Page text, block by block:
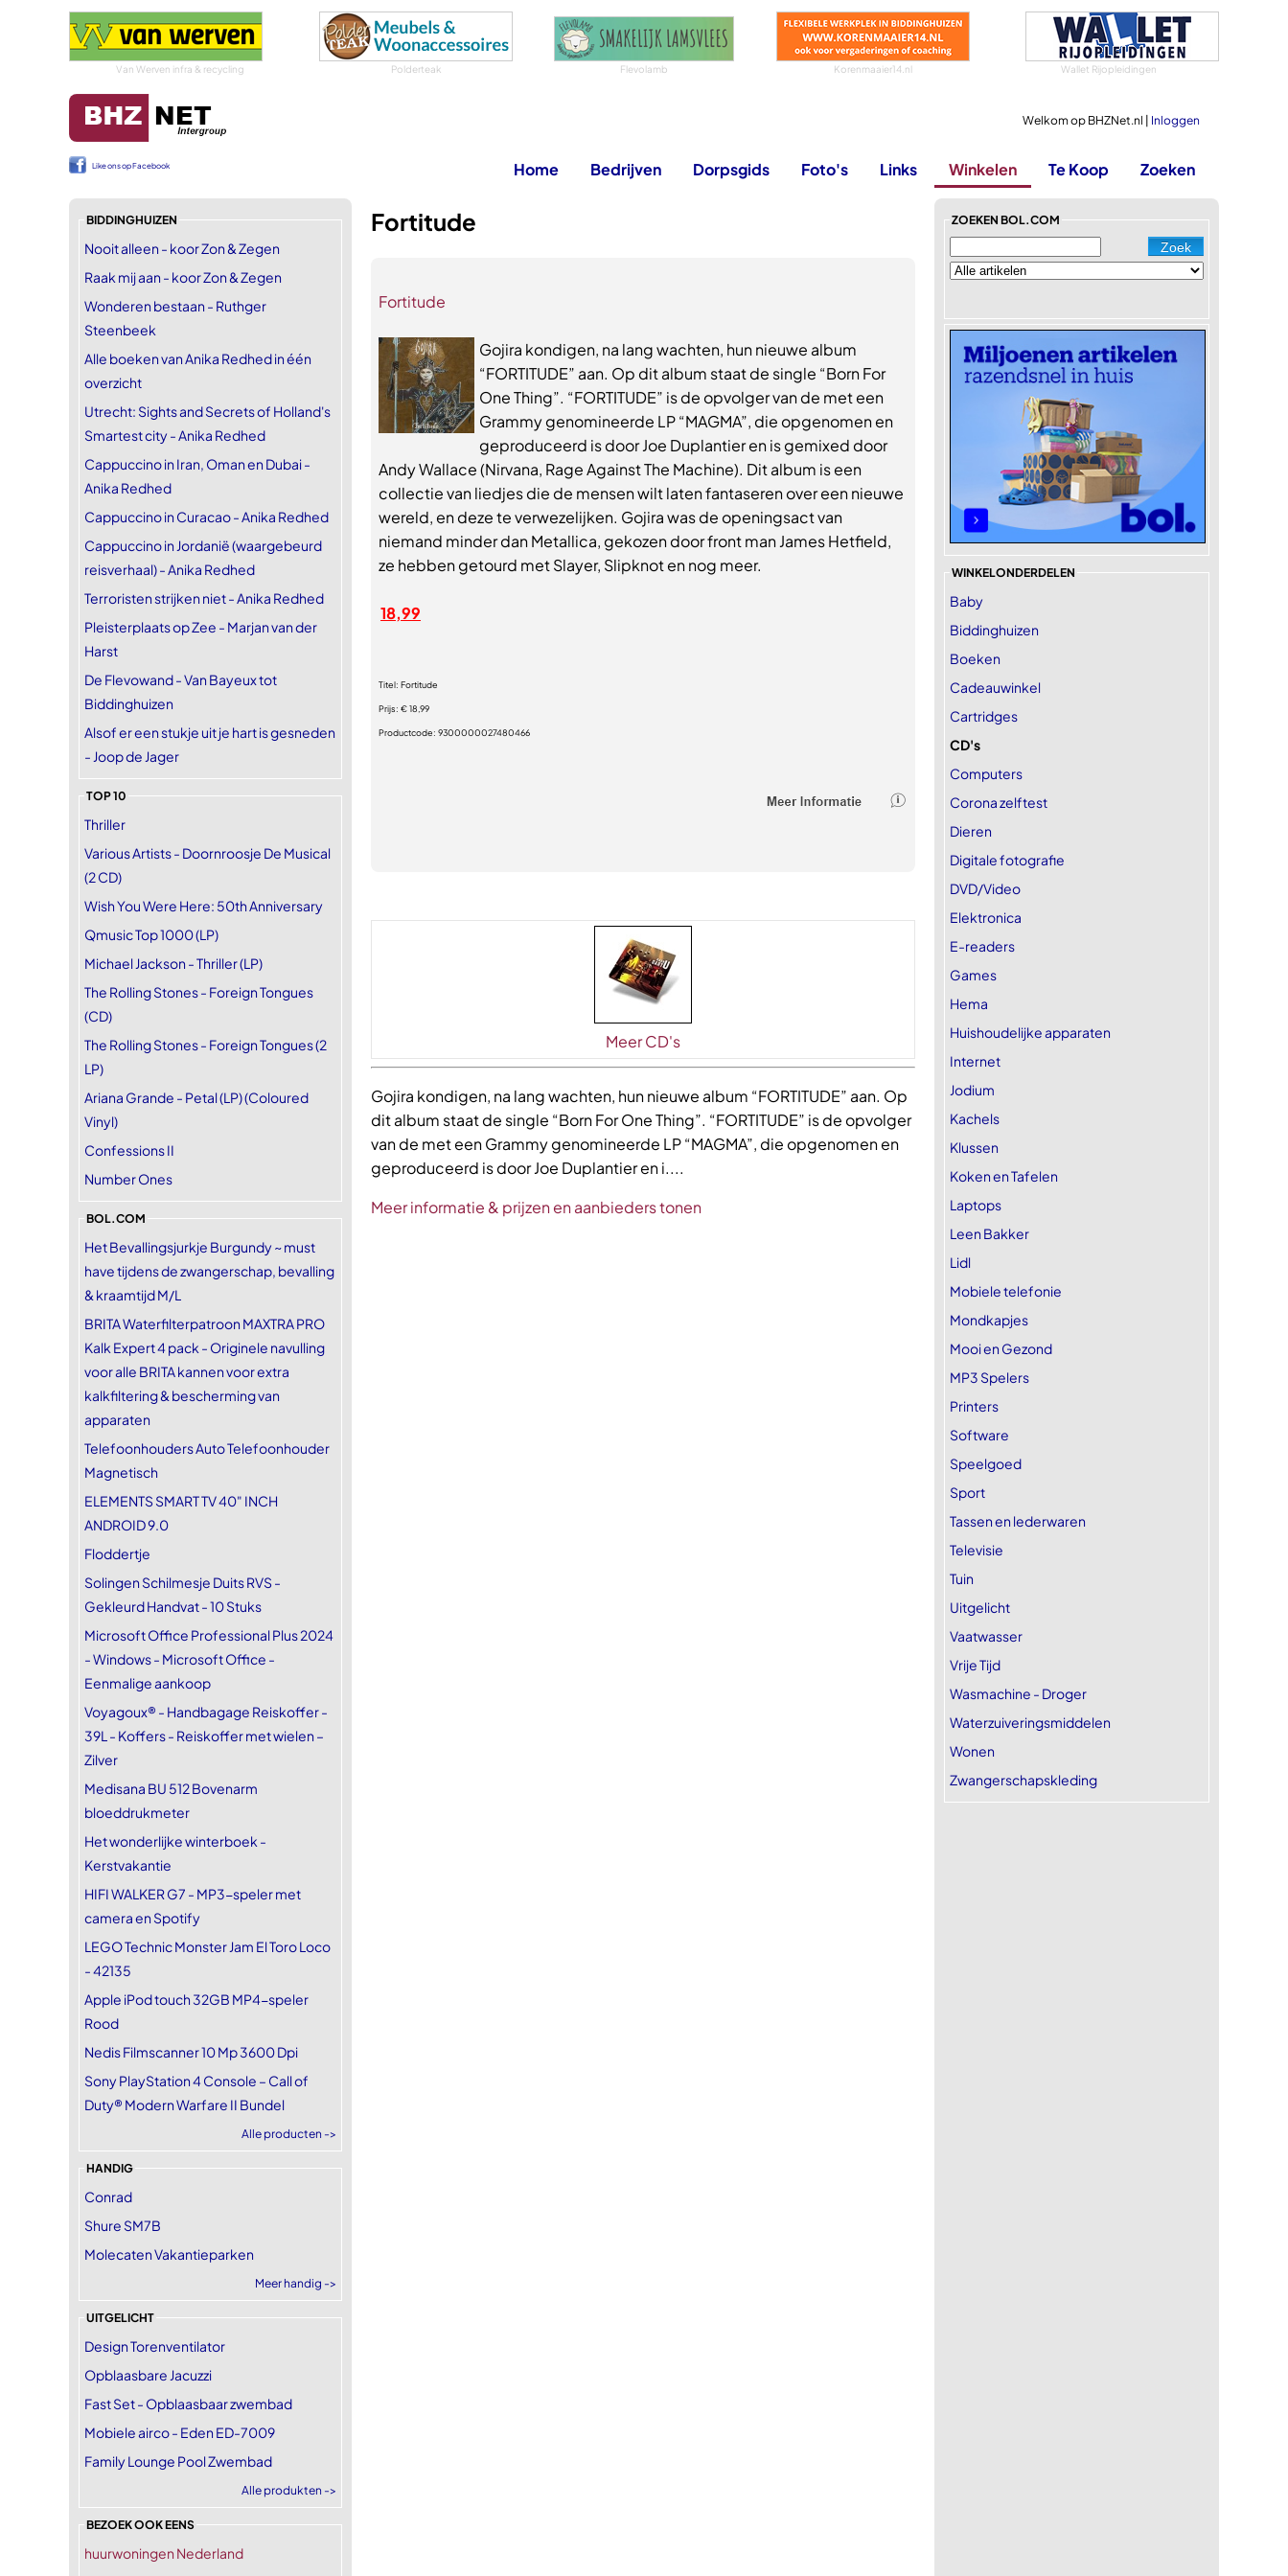
Van Werven infra & recycling Polderteak Flevolamb Korenmaaier14.nl Wallet Rijopleidingen
Welkom op BHZNet.nl | Inloggen
Like ons op Facebook Home Bedrijven Dorpsgids Foto's Links Winkelen Te Koop Zoeken
BIDDINGHUIZEN
Nooit alleen - koor Zon & Zegen
Raak mij aan - koor Zon & Zegen
Wonderen bestaan - Ruthger
Steenbeek
Alle boeken van Anika Redhed in één
overzicht
Utrecht: Sights and Secrets of Holland's
Smartest city - Anika Redhed
Cappuccino in Iran, Oman en Dubai -
Anika Redhed
Cappuccino in Curacao - Anika Redhed
Cappuccino in Jordanië (waargebeurd
reisverhaal) - Anika Redhed
Terroristen strijken niet - Anika Redhed
Pleisterplaats op Zee - Marjan van der
Harst
De Flevowand - Van Bayeux tot
Biddinghuizen
Alsof er een stukje uit je hart is gesneden
- Joop de Jager
TOP 10
Thriller
Various Artists - Doornroosje De Musical
(2 CD)
Wish You Were Here: 50th Anniversary
Qmusic Top 1000 (LP)
Michael Jackson - Thriller (LP)
The Rolling Stones - Foreign Tongues
(CD)
The Rolling Stones - Foreign Tongues (2
LP)
Ariana Grande - Petal (LP) (Coloured
Vinyl)
Confessions II
Number Ones
BOL.COM
Het Bevallingsjurkje Burgundy ~ must
have tijdens de zwangerschap, bevalling
& kraamtijd M/L
BRITA Waterfilterpatroon MAXTRA PRO
Kalk Expert 4 pack - Originele navulling
voor alle BRITA kannen voor extra
kalkfiltering & bescherming van
apparaten
Telefoonhouders Auto Telefoonhouder
Magnetisch
ELEMENTS SMART TV 40" INCH
ANDROID 9.0
Floddertje
Solingen Schilmesje Duits RVS -
Gekleurd Handvat - 10 Stuks
Microsoft Office Professional Plus 2024
- Windows - Microsoft Office -
Eenmalige aankoop
Voyagoux® - Handbagage Reiskoffer -
39L - Koffers - Reiskoffer met wielen –
Zilver
Medisana BU 512 Bovenarm
bloeddrukmeter
Het wonderlijke winterboek -
Kerstvakantie
HIFI WALKER G7 - MP3-speler met
camera en Spotify
LEGO Technic Monster Jam El Toro Loco
- 42135
Apple iPod touch 32GB MP4-speler
Rood
Nedis Filmscanner 10 Mp 3600 Dpi
Sony PlayStation 4 Console – Call of
Duty® Modern Warfare II Bundel
Alle producten ->
HANDIG
Conrad
Shure SM7B
Molecaten Vakantieparken
Meer handig ->
UITGELICHT
Design Torenventilator
Opblaasbare Jacuzzi
Fast Set - Opblaasbaar zwembad
Mobiele airco - Eden ED-7009
Family Lounge Pool Zwembad
Alle produkten ->
BEZOEK OOK EENS
huurwoningen Nederland
Fortitude
Fortitude
Gojira kondigen, na lang wachten, hun nieuwe album
“FORTITUDE” aan. Op dit album staat de single “Born For
One Thing”. “FORTITUDE” is de opvolger van de met een
Grammy genomineerde LP “MAGMA”, die opgenomen en
geproduceerd is door Joe Duplantier en is gemixed door
Andy Wallace (Nirvana, Rage Against The Machine). Dit album is een
collectie van liedjes die de mensen wilt laten fantaseren over een nieuwe
wereld, en deze te verwezelijken. Gojira was de openingsact van
niemand minder dan Metallica, gekozen door front man James Hetfield,
ze hebben getourd met Slayer, Slipknot en nog meer.
18,99
Titel: Fortitude
Prijs: € 18,99
Productcode: 9300000027480466
Meer CD's
Gojira kondigen, na lang wachten, hun nieuwe album “FORTITUDE” aan. Op
dit album staat de single “Born For One Thing”. “FORTITUDE” is de opvolger
van de met een Grammy genomineerde LP “MAGMA”, die opgenomen en
geproduceerd is door Joe Duplantier en i....
Meer informatie & prijzen en aanbieders tonen
ZOEKEN BOL.COM
WINKELONDERDELEN
Baby
Biddinghuizen
Boeken
Cadeauwinkel
Cartridges
CD's
Computers
Corona zelftest
Dieren
Digitale fotografie
DVD/Video
Elektronica
E-readers
Games
Hema
Huishoudelijke apparaten
Internet
Jodium
Kachels
Klussen
Koken en Tafelen
Laptops
Leen Bakker
Lidl
Mobiele telefonie
Mondkapjes
Mooi en Gezond
MP3 Spelers
Printers
Software
Speelgoed
Sport
Tassen en lederwaren
Televisie
Tuin
Uitgelicht
Vaatwasser
Vrije Tijd
Wasmachine - Droger
Waterzuiveringsmiddelen
Wonen
Zwangerschapskleding